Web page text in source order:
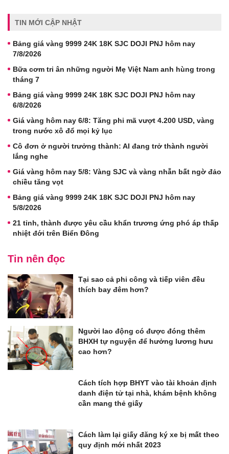
TIN MỚI CẬP NHẬT
Bảng giá vàng 9999 24K 18K SJC DOJI PNJ hôm nay
7/8/2026
Bữa cơm tri ân những người Mẹ Việt Nam anh hùng trong
tháng 7
Bảng giá vàng 9999 24K 18K SJC DOJI PNJ hôm nay
6/8/2026
Giá vàng hôm nay 6/8: Tăng phi mã vượt 4.200 USD, vàng
trong nước xô đổ mọi kỷ lục
Cô đơn ở người trưởng thành: AI đang trở thành người
lắng nghe
Giá vàng hôm nay 5/8: Vàng SJC và vàng nhẫn bất ngờ đảo
chiều tăng vọt
Bảng giá vàng 9999 24K 18K SJC DOJI PNJ hôm nay
5/8/2026
21 tỉnh, thành được yêu cầu khẩn trương ứng phó áp thấp
nhiệt đới trên Biển Đông
Tin nên đọc
Tại sao cả phi công và tiếp viên đều
thích bay đêm hơn?
Người lao động có được đóng thêm
BHXH tự nguyện để hưởng lương hưu
cao hơn?
Cách tích hợp BHYT vào tài khoản định
danh điện tử tại nhà, khám bệnh không
cần mang thẻ giấy
Cách làm lại giấy đăng ký xe bị mất theo
quy định mới nhất 2023